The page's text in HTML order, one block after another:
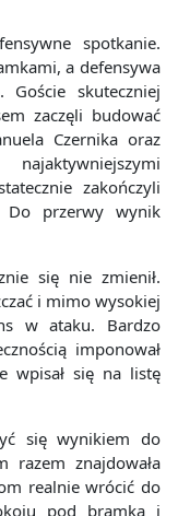
spotkanie.
a defensywa
skuteczniej
zaczęli budować
Czernika oraz
zakończyli
Do przerwy wynik
się nie zmienił.
i mimo wysokiej
w ataku. Bardzo
imponował
wpisał się na listę
się wynikiem do
razem znajdowała
realnie wrócić do
pod bramką i